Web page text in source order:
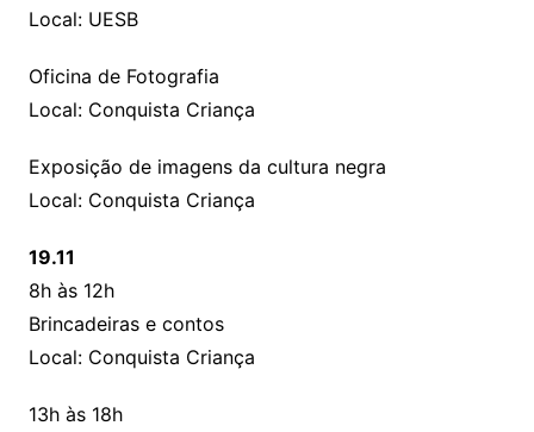
Local: UESB
Oficina de Fotografia
Local: Conquista Criança
Exposição de imagens da cultura negra
Local: Conquista Criança
19.11
8h às 12h
Brincadeiras e contos
Local: Conquista Criança
13h às 18h